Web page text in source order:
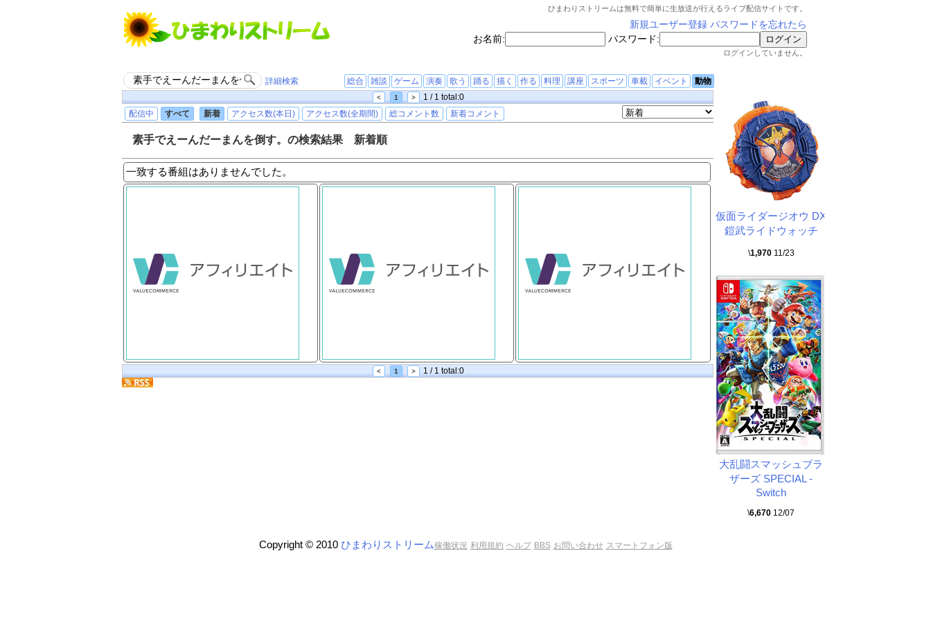
ひまわりストリームは無料で簡単に生放送が行えるライブ配信サイトです。
新規ユーザー登録 パスワードを忘れたら
お名前:
パスワード:
ログインしていません。
詳細検索 総合 雑談 ゲーム 演奏 歌う 踊る 描く 作る 料理 講座 スポーツ 車載 イベント 動物
< 1 >
1 / 1 total:0
配信中
すべて 新着 アクセス数(本日) アクセス数(全期間) 総コメント数 新着コメント
素手でえーんだーまんを倒す。の検索結果 新着順
一致する番組はありませんでした。
< 1 > 1 / 1 total:0
仮面ライダージオウ DX
鎧武ライドウォッチ
\1,97011/23
大乱闘スマッシュブラ
ザーズ SPECIAL -
Switch
\6,670 12/07
Copyright © 2010 ひまわりストリーム稼働状況 利用規約 ヘルプ BBS お問い合わせ スマートフォン版